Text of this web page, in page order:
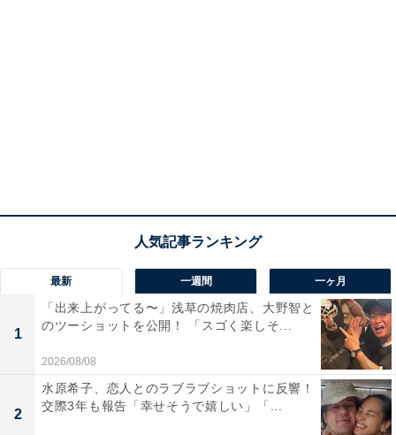
最新 一週間 一ヶ月
1
「出来上がってる〜」浅草の焼肉店、大野智と
のツーショットを公開！ 「スゴく楽しそ...
2026/08/08
2
水原希子、恋人とのラブラブショットに反響！
交際3年も報告「幸せそうで嬉しい」「...